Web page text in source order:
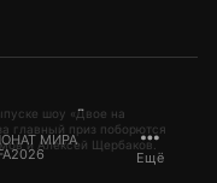
МИРА
Ещё
шоу «Двое на
главный приз поборются
и Алексей Щербаков.